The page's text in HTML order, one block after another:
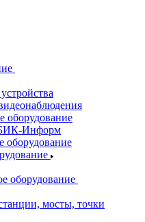
оборудование
Информ
оборудование
оборудование
мосты, точки